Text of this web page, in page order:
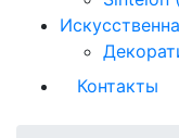
Контакты